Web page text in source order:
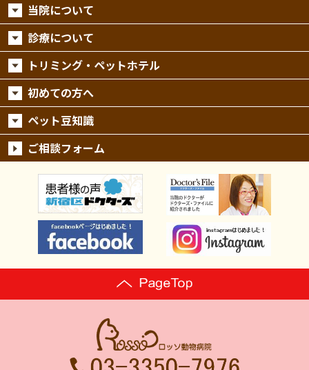
当院について
診療について
トリミング・ペットホテル
初めての方へ
ペット豆知識
ご相談フォーム